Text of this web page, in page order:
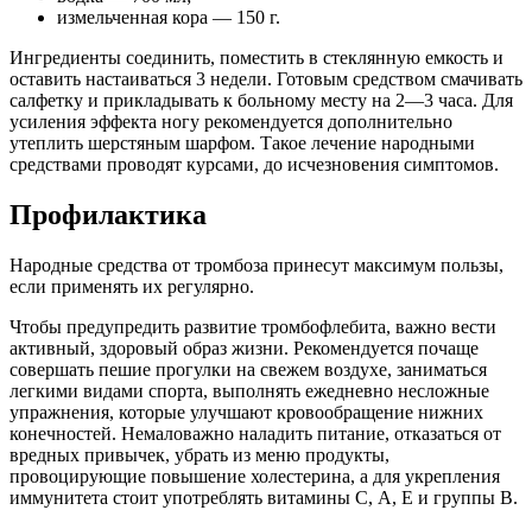
измельченная кора — 150 г.
Ингредиенты соединить, поместить в стеклянную емкость и
оставить настаиваться 3 недели. Готовым средством смачивать
салфетку и прикладывать к больному месту на 2—3 часа. Для
усиления эффекта ногу рекомендуется дополнительно
утеплить шерстяным шарфом. Такое лечение народными
средствами проводят курсами, до исчезновения симптомов.
Профилактика
Народные средства от тромбоза принесут максимум пользы,
если применять их регулярно.
Чтобы предупредить развитие тромбофлебита, важно вести
активный, здоровый образ жизни. Рекомендуется почаще
совершать пешие прогулки на свежем воздухе, заниматься
легкими видами спорта, выполнять ежедневно несложные
упражнения, которые улучшают кровообращение нижних
конечностей. Немаловажно наладить питание, отказаться от
вредных привычек, убрать из меню продукты,
провоцирующие повышение холестерина, а для укрепления
иммунитета стоит употреблять витамины С, А, Е и группы В.